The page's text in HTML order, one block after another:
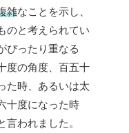
雑なことを示し、
のと考えられてい
ぴったり重なる
度の角度、百五十
た時、あるいは太
十度になった時
われました。